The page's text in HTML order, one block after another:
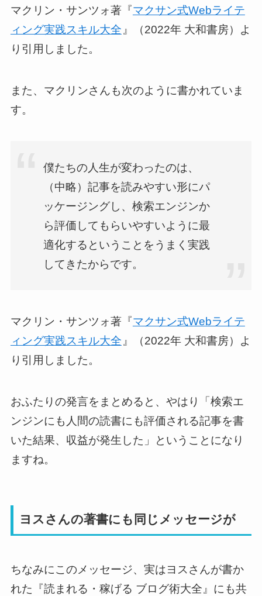
マクリン・サンツォ著『マクサン式Webライテ
ィング実践スキル大全 』（2022年 大和書房）よ
り引用しました。
また、マクリンさんも次のように書かれていま
す。
僕たちの人生が変わったのは、
（中略）記事を読みやすい形にパ
ッケージングし、検索エンジンか
ら評価してもらいやすいように最
適化するということをうまく実践
してきたからです。
マクリン・サンツォ著『マクサン式Webライテ
ィング実践スキル大全』（2022年 大和書房）よ
り引用しました。
おふたりの発言をまとめると、やはり「検索エ
ンジンにも人間の読書にも評価される記事を書
いた結果、収益が発生した」ということになり
ますね。
ヨスさんの著書にも同じメッセージが
ちなみにこのメッセージ、実はヨスさんが書か
れた『読まれる・稼げる ブログ術大全』にも共